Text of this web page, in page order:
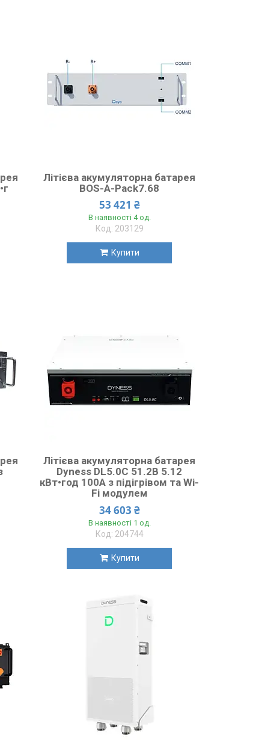
Літієва акумуляторна батарея
BOS-A-Pack7.68
53 421 ₴
В наявності 4 од.
203129
Купити
Літієва акумуляторна батарея
Dyness DL5.0C 51.2В 5.12
кВт•год 100А з підігрівом та Wi-
Fi модулем
34 603 ₴
В наявності 1 од.
204744
Купити